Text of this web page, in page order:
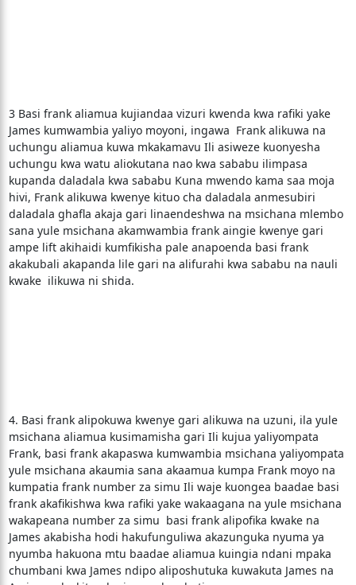
3 Basi frank aliamua kujiandaa vizuri kwenda kwa rafiki yake
James kumwambia yaliyo moyoni, ingawa Frank alikuwa na
uchungu aliamua kuwa mkakamavu Ili asiweze kuonyesha
uchungu kwa watu aliokutana nao kwa sababu ilimpasa
kupanda daladala kwa sababu Kuna mwendo kama saa moja
hivi, Frank alikuwa kwenye kituo cha daladala anmesubiri
daladala ghafla akaja gari linaendeshwa na msichana mlembo
sana yule msichana akamwambia frank aingie kwenye gari
ampe lift akihaidi kumfikisha pale anapoenda basi frank
akakubali akapanda lile gari na alifurahi kwa sababu na nauli
kwake ilikuwa ni shida.
4. Basi frank alipokuwa kwenye gari alikuwa na uzuni, ila yule
msichana aliamua kusimamisha gari Ili kujua yaliyompata
Frank, basi frank akapaswa kumwambia msichana yaliyompata
yule msichana akaumia sana akaamua kumpa Frank moyo na
kumpatia frank number za simu Ili waje kuongea baadae basi
frank akafikishwa kwa rafiki yake wakaagana na yule msichana
wakapeana number za simu basi frank alipofika kwake na
James akabisha hodi hakufunguliwa akazunguka nyuma ya
nyumba hakuona mtu baadae aliamua kuingia ndani mpaka
chumbani kwa James ndipo aliposhutuka kuwakuta James na